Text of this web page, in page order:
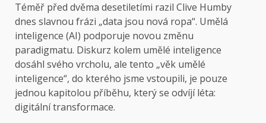
Téměř před dvěma desetiletími razil Clive Humby
dnes slavnou frázi „data jsou nová ropa“. Umělá
inteligence (AI) podporuje novou změnu
paradigmatu. Diskurz kolem umělé inteligence
dosáhl svého vrcholu, ale tento „věk umělé
inteligence“, do kterého jsme vstoupili, je pouze
jednou kapitolou příběhu, který se odvíjí léta:
digitální transformace.